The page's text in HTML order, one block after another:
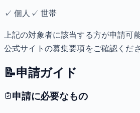
✓個人 ✓ 世帯
上記の対象者に該当する方が申請可
公式サイトの募集要項をご確認くださ
📝申請ガイド
申請に必要なもの